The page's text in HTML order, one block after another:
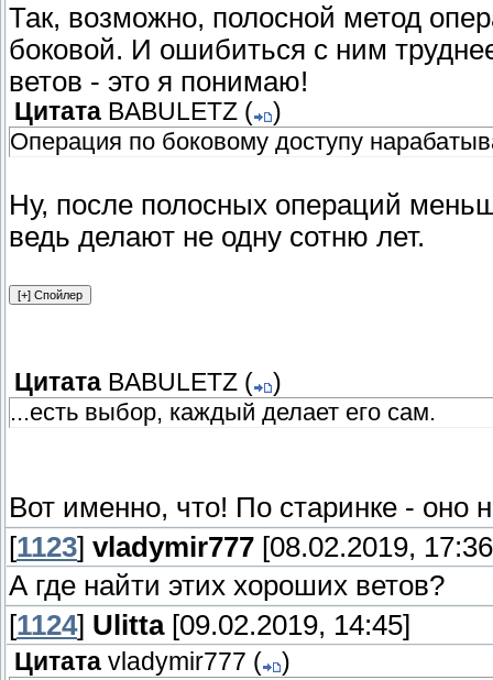
Так, возможно, полосной метод
боковой. И ошибиться с ним
ветов - это я понимаю!
Цитата BABULETZ (
)
Операция по боковому доступу
Ну, после полосных операций
ведь делают не одну сотню лет.
Цитата BABULETZ (
)
...есть выбор, каждый делает его сам.
Вот именно, что! По старинке -
[1123] vladymir777 [08.02.2019,
А где найти этих хороших ветов?
[1124] Ulitta[09.02.2019, 14:45]
Цитата vladymir777 (
)